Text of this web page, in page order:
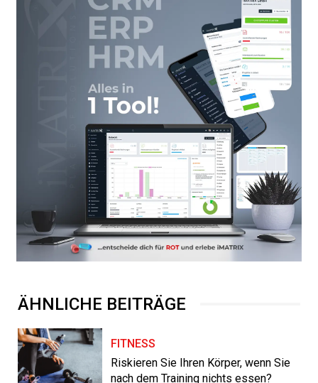
ÄHNLICHE BEITRÄGE
FITNESS
Riskieren Sie Ihren Körper, wenn Sie
nach dem Training nichts essen?